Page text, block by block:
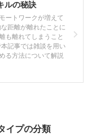
ルの秘訣
ートワークが増えて
距離が離れたことに
も離れてしまうこと
記事では雑談を用い
る方法について解説
イプの分類